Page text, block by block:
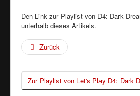
Den Link zur Playlist von D4: Dark
unterhalb dieses Artikels.
Zurück
Zur Playlist von Let's Play D4: Dark